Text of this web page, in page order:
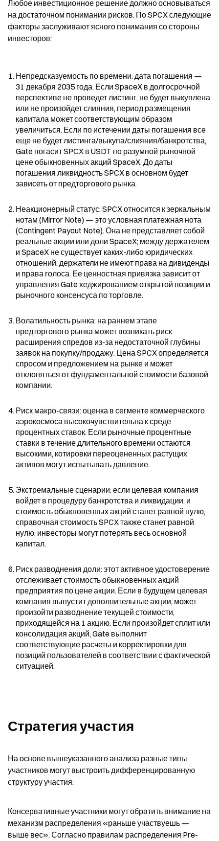
Любое инвестиционное решение должно основываться
на достаточном понимании рисков. По SPCX следующие
факторы заслуживают ясного понимания со стороны
инвесторов:
Непредсказуемость по времени: дата погашения —
31 декабря 2035 года. Если SpaceX в долгосрочной
перспективе не проведет листинг, не будет выкуплена
или не произойдет слияния, период размещения
капитала может соответствующим образом
увеличиться. Если по истечении даты погашения все
еще не будет листинга/выкупа/слияния/банкротства,
Gate погасит SPCX в USDT по разумной рыночной
цене обыкновенных акций SpaceX. До даты
погашения ликвидность SPCX в основном будет
зависеть от предторгового рынка.
Неакционерный статус: SPCX относится к зеркальным
нотам (Mirror Note) — это условная платежная нота
(Contingent Payout Note). Она не представляет собой
реальные акции или доли SpaceX; между держателем
и SpaceX не существует каких-либо юридических
отношений; держатели не имеют права на дивиденды
и права голоса. Ее ценностная привязка зависит от
управления Gate хеджированием открытой позиции и
рыночного консенсуса по торговле.
Волатильность рынка: на раннем этапе
предторгового рынка может возникать риск
расширения спредов из-за недостаточной глубины
заявок на покупку/продажу. Цена SPCX определяется
спросом и предложением на рынке и может
отклоняться от фундаментальной стоимости базовой
компании.
Риск макро-связи: оценка в сегменте коммерческого
аэрокосмоса высокочувствительна к среде
процентных ставок. Если рыночные процентные
ставки в течение длительного времени остаются
высокими, котировки переоцененных растущих
активов могут испытывать давление.
Экстремальные сценарии: если целевая компания
войдет в процедуру банкротства и ликвидации, и
стоимость обыкновенных акций станет равной нулю,
справочная стоимость SPCX также станет равной
нулю; инвесторы могут потерять весь основной
капитал.
Риск разводнения доли: этот активное удостоверение
отслеживает стоимость обыкновенных акций
предприятия по цене акции. Если в будущем целевая
компания выпустит дополнительные акции, может
произойти разводнение текущей стоимости,
приходящейся на 1 акцию. Если произойдет сплит или
консолидация акций, Gate выполнит
соответствующие расчеты и корректировки для
позиций пользователей в соответствии с фактической
ситуацией.
Стратегия участия
На основе вышеуказанного анализа разные типы
участников могут выстроить дифференцированную
структуру участия:
Консервативные участники могут обратить внимание на
механизм распределения «раньше участвуешь —
выше вес». Согласно правилам распределения Pre-